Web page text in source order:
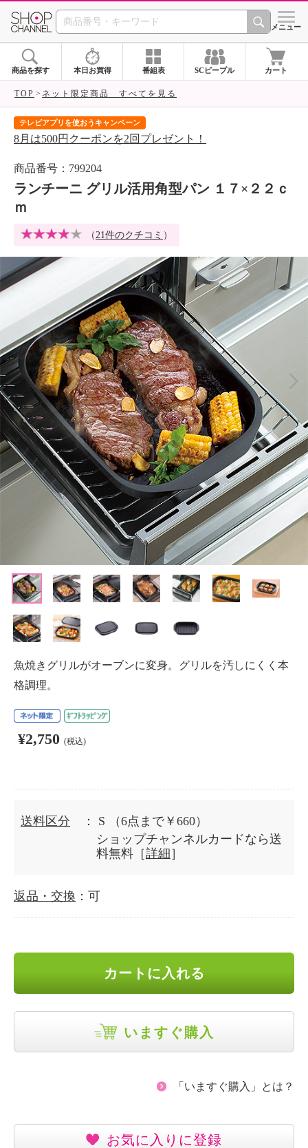
SHOP CHANNEL シメニュー
商品を探す 本日お買得 番組表 SCピープル カート
TOP ネット限定商品 すべてを見る
テレビアプリを使おうキャンペーン
8月は500円クーポンを2回プレゼント！
商品番号：799204
ランチーニ グリル活用角型パン １７×２２ｃ
ｍ
（21件のクチコミ ）
魚焼きグリルがオーブンに変身。グリルを汚しにくく本
格調理。
¥2,750 (税込)
送料区分 ： S
（6点まで￥660）
ショップチャンネルカードなら送
料無料［詳細 ］
返品・交換 ：可
カートに入れる
いますぐ購入
「いますぐ購入」とは？
お気に入りに登録